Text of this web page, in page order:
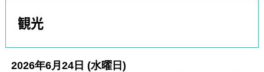
観光
2026年6月24日 (水曜日)